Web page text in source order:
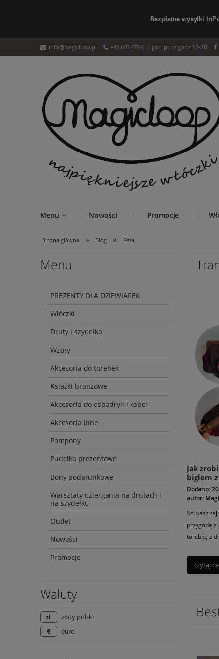
Bezpłatne wysyłki
info@magicloop.pl +48 603 479 616 pon-pt. w godz 12-20
Menu Nowości Promocje
Strona główna » Blog » Feza
Menu
PREZENTY DLA DZIEWIAREK
Włóczki
Druty i szydełka
Wzory
Akcesoria do torebek
Książki branżowe
Akcesoria do espadryli i kapci
Akcesoria inne
Pompony
Pudełka prezentowe
Bony podarunkowe
Warsztaty dziergania na drutach i
na szydełku
Outlet
Nowości
Promocje
Waluty
złoty polski
euro
Jak
biglem
Dodano:
autor:
Szukasz
przygodę z
torebkę z
czytaj